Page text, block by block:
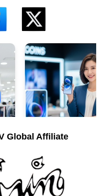
Global Affiliate